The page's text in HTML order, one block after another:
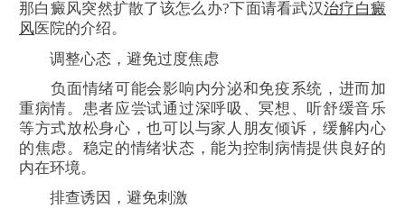
那白癜风突然扩散了该怎么办?下面请看武汉治疗白癜
风医院的介绍。
调整心态，避免过度焦虑
负面情绪可能会影响内分泌和免疫系统，进而加
重病情。患者应尝试通过深呼吸、冥想、听舒缓音乐
等方式放松身心，也可以与家人朋友倾诉，缓解内心
的焦虑。稳定的情绪状态，能为控制病情提供良好的
内在环境。
排查诱因，避免刺激